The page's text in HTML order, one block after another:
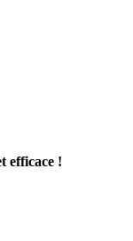
efficace !